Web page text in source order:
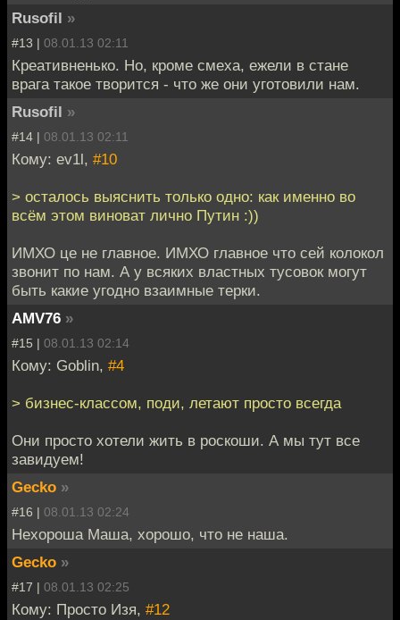
Rusofil »
#13 | 08.01.13 02:11
Креативненько. Но, кроме смеха, ежели в стане
врага такое творится - что же они уготовили нам.
Rusofil »
#14 | 08.01.13 02:11
Кому: ev1l, #10
> осталось выяснить только одно: как именно во
всём этом виноват лично Путин :))
ИМХО це не главное. ИМХО главное что сей колокол
звонит по нам. А у всяких властных тусовок могут
быть какие угодно взаимные терки.
AMV76 »
#15 | 08.01.13 02:14
Кому: Goblin, #4
> бизнес-классом, поди, летают просто всегда
Они просто хотели жить в роскоши. А мы тут все
завидуем!
Gecko »
#16 | 08.01.13 02:24
Нехороша Маша, хорошо, что не наша.
Gecko »
#17 | 08.01.13 02:25
Кому: Просто Изя, #12